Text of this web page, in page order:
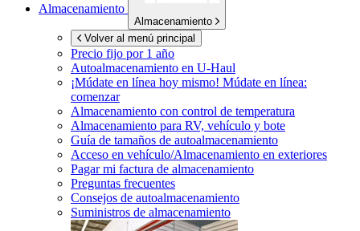
Almacenamiento
Almacenamiento
Volver al menú principal
Precio fijo por 1 año
Autoalmacenamiento en U-Haul
¡Múdate en línea hoy mismo! Múdate en línea:
comenzar
Almacenamiento con control de temperatura
Almacenamiento para RV, vehículo y bote
Guía de tamaños de autoalmacenamiento
Acceso en vehículo/Almacenamiento en exteriores
Pagar mi factura de almacenamiento
Preguntas frecuentes
Consejos de autoalmacenamiento
Suministros de almacenamiento